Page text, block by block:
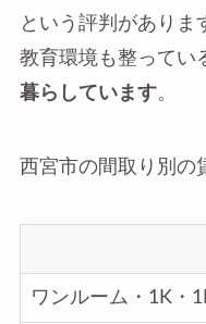
という評判がありま
教育環境も整ってい
暮らしています。
西宮市の間取り別の
ワンルーム・1K・